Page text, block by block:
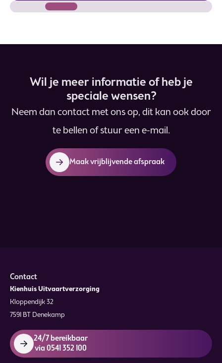
Wil je meer informatie of heb je
speciale wensen?
Neem dan contact met ons op, dit kan ook door
te bellen of stuur een e-mail.
Maak vrijblijvende afspraak
Contact
Kienhuis Uitvaartverzorging
Kloppendijk 32
7591 BT Denekamp
24/7 bereikbaar
via 0541 352 100